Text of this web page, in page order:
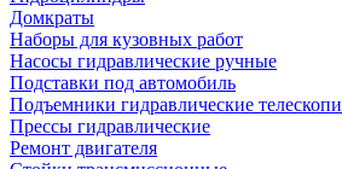
Домкраты
Наборы для кузовных работ
Насосы гидравлические ручные
Подставки под автомобиль
Подъемники гидравлические
Прессы гидравлические
Ремонт двигателя